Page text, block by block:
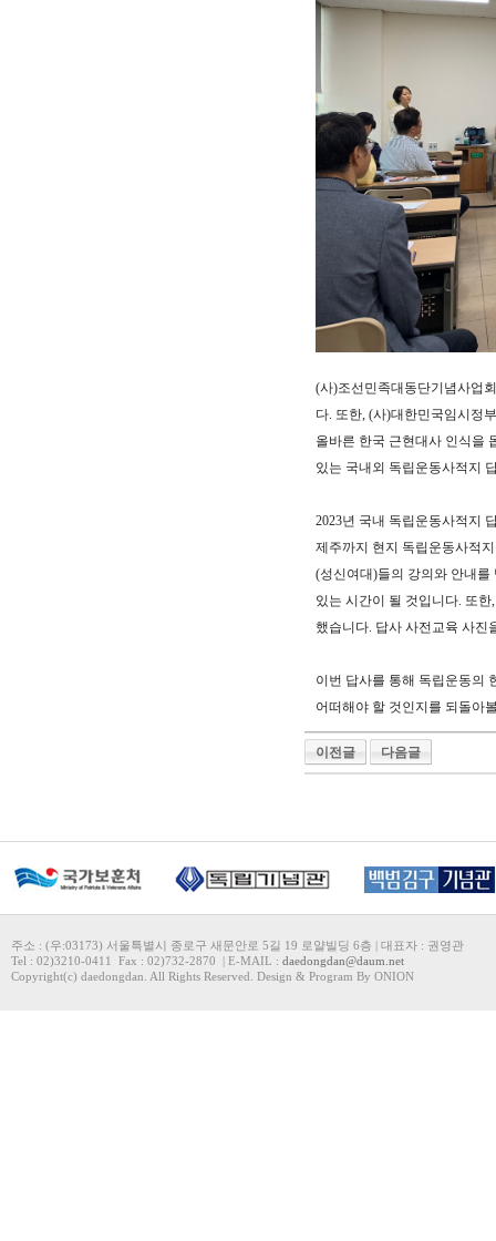
(사)조선민족대동단기념사업
다. 또한, (사)대한민국임시정
올바른 한국 근현대사 인식을
있는 국내외 독립운동사적지
2023년 국내 독립운동사적지
제주까지 현지 독립운동사적
(성신여대)들의 강의와 안내
있는 시간이 될 것입니다. 또
했습니다. 답사 사전교육 사진
이번 답사를 통해 독립운동의
어떠해야 할 것인지를 되돌아
이전글 다음글
주소 : (우:03173) 서울특별시 종로구 새문안로 5길 19 로얄빌딩 6층 | 대표자 : 권영관
Tel : 02)3210-0411 Fax : 02)732-2870 | E-MAIL : daedongdan@daum.net
Copyright(c) daedongdan. All Rights Reserved. Design & Program By ONION